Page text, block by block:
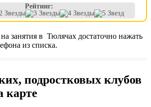
Рейтинг:
занятия в Тюлячах достаточно нажать
из списка.
подростковых клубов
карте